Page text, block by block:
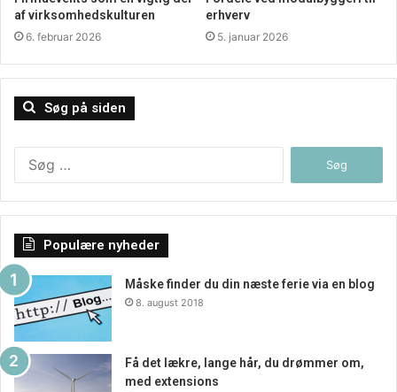
af virksomhedskulturen
6. februar 2026
erhverv
5. januar 2026
Søg på siden
Populære nyheder
Måske finder du din næste ferie via en blog
8. august 2018
Få det lækre, lange hår, du drømmer om,
med extensions